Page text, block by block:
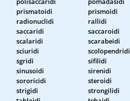
prismatoidi
prismoidi
radionuclidi
rallidi
saccaridi
saccaroidi
scalaridi
scarabeidi
sciuridi
scolopendridi
sgridi
sifilidi
sinusoidi
sirenidi
sororicidi
steroidi
strigidi
strongilidi